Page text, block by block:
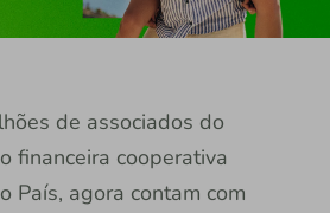
de associados do
financeira cooperativa
País, agora contam com